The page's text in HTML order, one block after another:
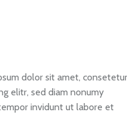
dolor sit amet, consetetur
elitr, sed diam nonumy
invidunt ut labore et